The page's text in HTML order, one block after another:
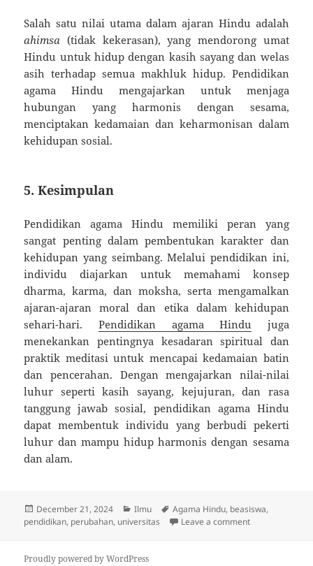
Salah satu nilai utama dalam ajaran Hindu adalah
ahimsa (tidak kekerasan), yang mendorong umat
Hindu untuk hidup dengan kasih sayang dan welas
asih terhadap semua makhluk hidup. Pendidikan
agama Hindu mengajarkan untuk menjaga
hubungan yang harmonis dengan sesama,
menciptakan kedamaian dan keharmonisan dalam
kehidupan sosial.
5.Kesimpulan
Pendidikan agama Hindu memiliki peran yang
sangat penting dalam pembentukan karakter dan
kehidupan yang seimbang. Melalui pendidikan ini,
individu diajarkan untuk memahami konsep
dharma, karma, dan moksha, serta mengamalkan
ajaran-ajaran moral dan etika dalam kehidupan
sehari-hari. Pendidikan agama Hindu
juga
menekankan pentingnya kesadaran spiritual dan
praktik meditasi untuk mencapai kedamaian batin
dan pencerahan. Dengan mengajarkan nilai-nilai
luhur seperti kasih sayang, kejujuran, dan rasa
tanggung jawab sosial, pendidikan agama Hindu
dapat membentuk individu yang berbudi pekerti
luhur dan mampu hidup harmonis dengan sesama
dan alam.
Posted
on
December 21, 2024 Categories
Ilmu Tags
Agama Hindu, beasiswa,
pendidikan, perubahan, universitas Leave a commenton Pendidikan
Proudly powered by WordPress